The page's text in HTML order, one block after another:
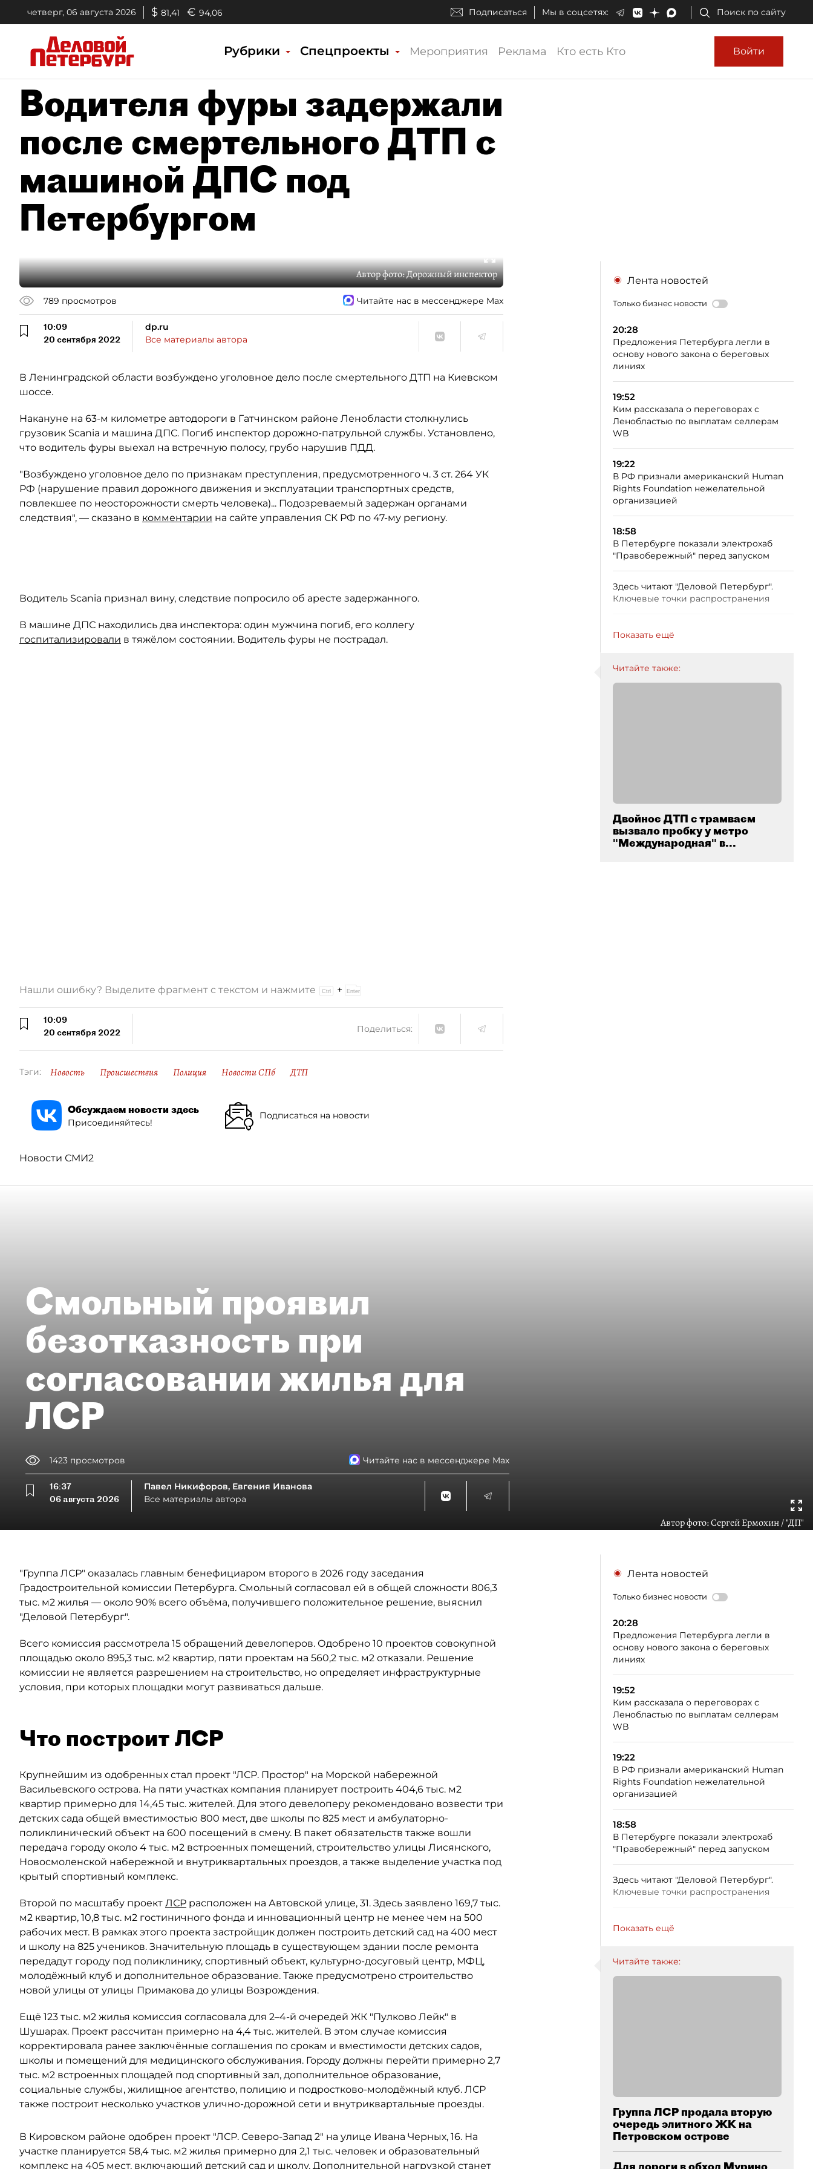
четверг, 06 августа 2026 $ 81,41 € 94,06 Подписаться Мы в соцсетях: Поиск по сайту
Рубрики Спецпроекты Мероприятия Реклама Кто есть Кто Войти
Водителя фуры задержали
после смертельного ДТП с
машиной ДПС под
Петербургом
Автор фото:Дорожный инспектор
789 просмотров Читайте нас в мессенджере Max
10:09
20 сентября 2022
dp.ru
Все материалы автора
В Ленинградской области возбуждено уголовное дело после смертельного ДТП на Киевском
шоссе.
Накануне на 63-м километре автодороги в Гатчинском районе Ленобласти столкнулись
грузовик Scania и машина ДПС. Погиб инспектор дорожно-патрульной службы. Установлено,
что водитель фуры выехал на встречную полосу, грубо нарушив ПДД.
"Возбуждено уголовное дело по признакам преступления, предусмотренного ч. 3 ст. 264 УК
РФ (нарушение правил дорожного движения и эксплуатации транспортных средств,
повлекшее по неосторожности смерть человека)... Подозреваемый задержан органами
следствия", — сказано в комментарии на сайте управления СК РФ по 47-му региону.
Водитель Scania признал вину, следствие попросило об аресте задержанного.
В машине ДПС находились два инспектора: один мужчина погиб, его коллегу
госпитализировали в тяжёлом состоянии. Водитель фуры не пострадал.
Лента новостей
Только бизнес новости
20:28
Предложения Петербурга легли в
основу нового закона о береговых
линиях
19:52
Ким рассказала о переговорах с
Ленобластью по выплатам селлерам
WB
19:22
В РФ признали американский Human
Rights Foundation нежелательной
организацией
18:58
В Петербурге показали электрохаб
"Правобережный" перед запуском
Здесь читают "Деловой Петербург".
Ключевые точки распространения
Показать ещё
Читайте также:
Двойное ДТП с трамваем
вызвало пробку у метро
"Международная" в...
Нашли ошибку? Выделите фрагмент с текстом и нажмите +
10:09
20 сентября 2022
Поделиться:
Тэги: Новость Происшествия Полиция Новости СПб ДТП
Обсуждаем новости здесь
Присоединяйтесь!
Подписаться на новости
Новости СМИ2
Смольный проявил
безотказность при
согласовании жилья для
ЛСР
1423 просмотров Читайте нас в мессенджере Max
16:37
06 августа 2026
Павел Никифоров, Евгения Иванова
Все материалы автора
Автор фото:Сергей Ермохин / "ДП"
"Группа ЛСР" оказалась главным бенефициаром второго в 2026 году заседания
Градостроительной комиссии Петербурга. Смольный согласовал ей в общей сложности 806,3
тыс. м2 жилья — около 90% всего объёма, получившего положительное решение, выяснил
"Деловой Петербург".
Всего комиссия рассмотрела 15 обращений девелоперов. Одобрено 10 проектов совокупной
площадью около 895,3 тыс. м2 квартир, пяти проектам на 560,2 тыс. м2 отказали. Решение
комиссии не является разрешением на строительство, но определяет инфраструктурные
условия, при которых площадки могут развиваться дальше.
Что построит ЛСР
Крупнейшим из одобренных стал проект "ЛСР. Простор" на Морской набережной
Васильевского острова. На пяти участках компания планирует построить 404,6 тыс. м2
квартир примерно для 14,45 тыс. жителей. Для этого девелоперу рекомендовано возвести три
детских сада общей вместимостью 800 мест, две школы по 825 мест и амбулаторно-
поликлинический объект на 600 посещений в смену. В пакет обязательств также вошли
передача городу около 4 тыс. м2 встроенных помещений, строительство улицы Лисянского,
Новосмоленской набережной и внутриквартальных проездов, а также выделение участка под
крытый спортивный комплекс.
Второй по масштабу проект ЛСР расположен на Автовской улице, 31. Здесь заявлено 169,7 тыс.
м2 квартир, 10,8 тыс. м2 гостиничного фонда и инновационный центр не менее чем на 500
рабочих мест. В рамках этого проекта застройщик должен построить детский сад на 400 мест
и школу на 825 учеников. Значительную площадь в существующем здании после ремонта
передадут городу под поликлинику, спортивный объект, культурно-досуговый центр, МФЦ,
молодёжный клуб и дополнительное образование. Также предусмотрено строительство
новой улицы от улицы Примакова до улицы Возрождения.
Ещё 123 тыс. м2 жилья комиссия согласовала для 2–4-й очередей ЖК "Пулково Лейк" в
Шушарах. Проект рассчитан примерно на 4,4 тыс. жителей. В этом случае комиссия
корректировала ранее заключённые соглашения по срокам и вместимости детских садов,
школы и помещений для медицинского обслуживания. Городу должны перейти примерно 2,7
тыс. м2 встроенных площадей под спортивный зал, дополнительное образование,
социальные службы, жилищное агентство, полицию и подростково-молодёжный клуб. ЛСР
также построит несколько участков улично-дорожной сети и внутриквартальные проезды.
В Кировском районе одобрен проект "ЛСР. Северо-Запад 2" на улице Ивана Черных, 16. На
участке планируется 58,4 тыс. м2 жилья примерно для 2,1 тыс. человек и образовательный
комплекс на 405 мест, включающий детский сад и школу. Дополнительной нагрузкой станет
Лента новостей
Только бизнес новости
20:28
Предложения Петербурга легли в
основу нового закона о береговых
линиях
19:52
Ким рассказала о переговорах с
Ленобластью по выплатам селлерам
WB
19:22
В РФ признали американский Human
Rights Foundation нежелательной
организацией
18:58
В Петербурге показали электрохаб
"Правобережный" перед запуском
Здесь читают "Деловой Петербург".
Ключевые точки распространения
Показать ещё
Читайте также:
Группа ЛСР продала вторую
очередь элитного ЖК на
Петровском острове